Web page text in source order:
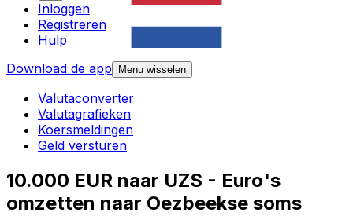
Inloggen
Registreren
Hulp
Download de app
Menu wisselen
Valutaconverter
Valutagrafieken
Koersmeldingen
Geld versturen
10.000 EUR naar UZS - Euro's
omzetten naar Oezbeekse soms